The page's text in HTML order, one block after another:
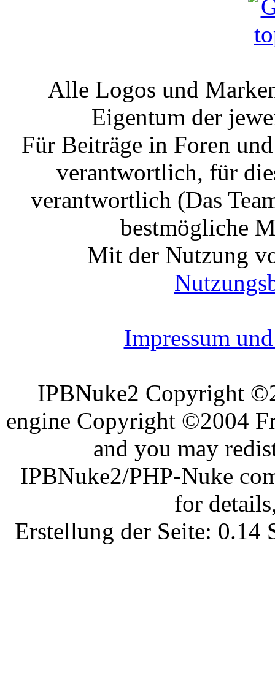
Alle Logos und
Eigentum der
Für Beiträge in Foren
verantwortlich, für
verantwortlich (Das
bestmögliche
Mit der Nutzung
Impressum
IPBNuke2 Copyright
engine Copyright ©2004
and you may
IPBNuke2/PHP-Nuke
for
Erstellung der Seite: 0.14